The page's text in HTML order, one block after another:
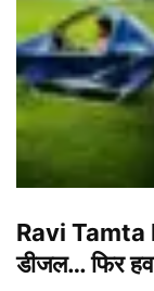
Ravi Tamta
डीजल… फिर